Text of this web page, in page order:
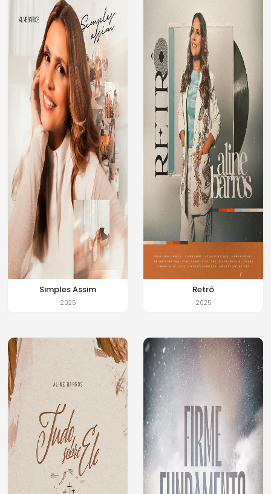
Simples Assim
2025
Retrô
2025